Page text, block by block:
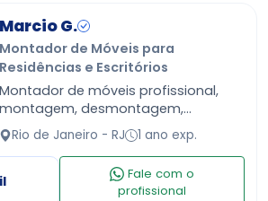
Marcio G.
Montador de Móveis para
Residências e Escritórios
Montador de móveis profissional,
montagem, desmontagem,
conserto, instalação entre outros
serviços. Orçamento sem
Rio de Janeiro - RJ 1 ano exp.
Fale com o
profissional